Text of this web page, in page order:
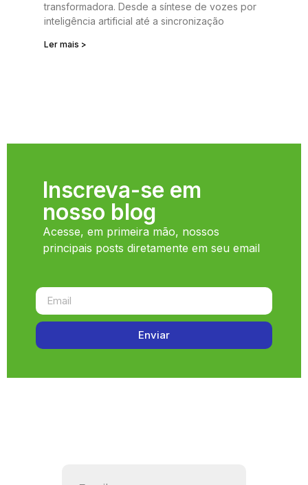
transformadora. Desde a síntese de vozes por
inteligência artificial até a sincronização
Ler mais >
Inscreva-se em
nosso blog
Acesse, em primeira mão, nossos
principais posts diretamente em seu email
Enviar